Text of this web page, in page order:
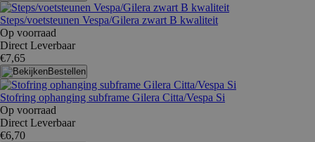
Steps/voetsteunen Vespa/Gilera zwart B kwaliteit
Op voorraad
Direct Leverbaar
€7,65
Bestellen
Stofring ophanging subframe Gilera Citta/Vespa Si
Op voorraad
Direct Leverbaar
€6,70